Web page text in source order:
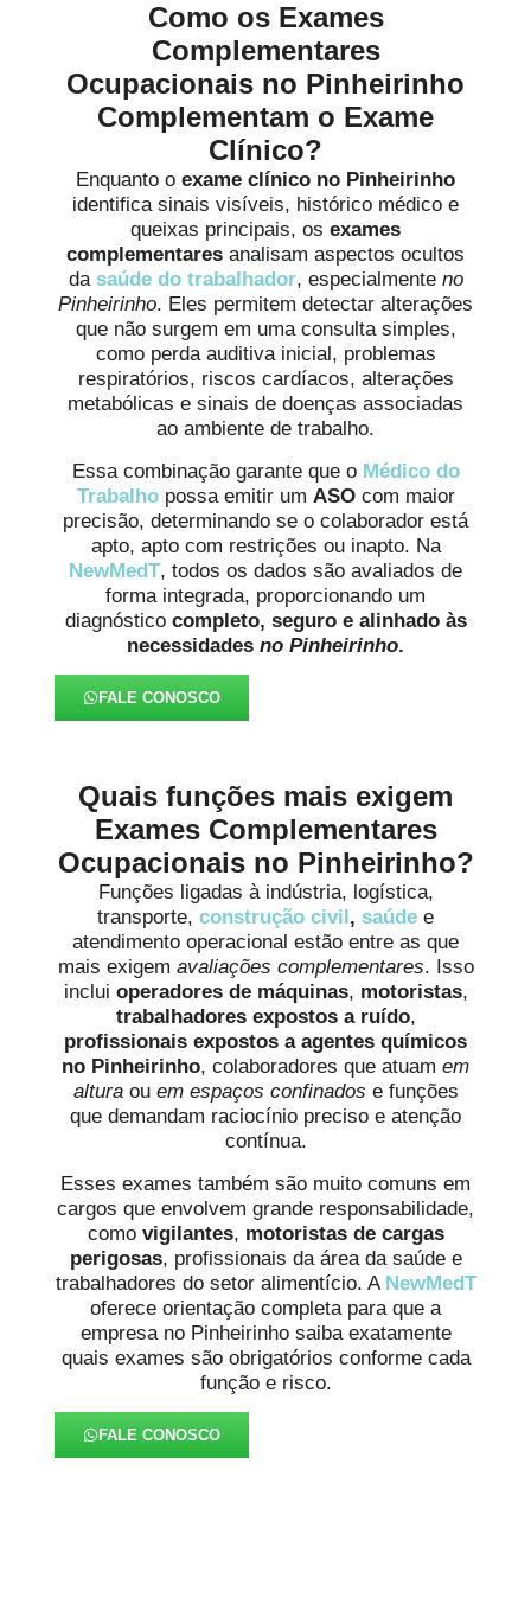
Como os Exames
Complementares
Ocupacionais no Pinheirinho
Complementam o Exame
Clínico?
Enquanto o exame clínico no Pinheirinho
identifica sinais visíveis, histórico médico e
queixas principais, os exames
complementares analisam aspectos ocultos
da saúde do trabalhador, especialmente no
Pinheirinho. Eles permitem detectar alterações
que não surgem em uma consulta simples,
como perda auditiva inicial, problemas
respiratórios, riscos cardíacos, alterações
metabólicas e sinais de doenças associadas
ao ambiente de trabalho.
Essa combinação garante que o Médico do
Trabalhopossa emitir um ASOcom maior
precisão, determinando se o colaborador está
apto, apto com restrições ou inapto. Na
NewMedT, todos os dados são avaliados de
forma integrada, proporcionando um
diagnóstico completo, seguro e alinhado às
necessidades no Pinheirinho.
FALE CONOSCO
Quais funções mais exigem
Exames Complementares
Ocupacionais no Pinheirinho?
Funções ligadas à indústria, logística,
transporte, construção civil, saúde e
atendimento operacional estão entre as que
mais exigem avaliações complementares. Isso
inclui operadores de máquinas, motoristas,
trabalhadores expostos a ruído,
profissionais expostos a agentes químicos
no Pinheirinho, colaboradores que atuam em
alturaou em espaços confinados e funções
que demandam raciocínio preciso e atenção
contínua.
Esses exames também são muito comuns em
cargos que envolvem grande responsabilidade,
como vigilantes, motoristas de cargas
perigosas, profissionais da área da saúde e
trabalhadores do setor alimentício. A NewMedT
oferece orientação completa para que a
empresa no Pinheirinho saiba exatamente
quais exames são obrigatórios conforme cada
função e risco.
FALE CONOSCO